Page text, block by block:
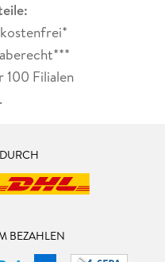
100 Filialen
BEZAHLEN